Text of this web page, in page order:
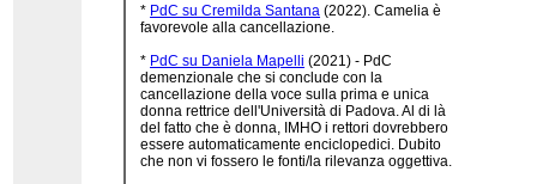
* PdC su Cremilda Santana (2022). Camelia è
favorevole alla cancellazione.
* PdC su Daniela Mapelli (2021) - PdC
demenzionale che si conclude con la
cancellazione della voce sulla prima e unica
donna rettrice dell'Università di Padova. Al di là
del fatto che è donna, IMHO i rettori dovrebbero
essere automaticamente enciclopedici. Dubito
che non vi fossero le fonti/la rilevanza oggettiva.